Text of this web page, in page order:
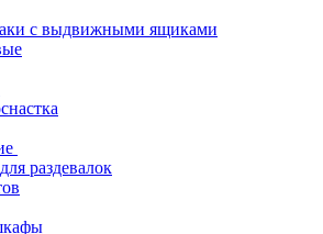
с выдвижными ящиками
раздевалок